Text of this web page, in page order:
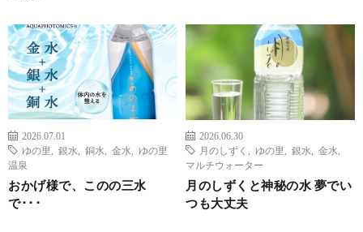
2026.07.01
ゆの里
銀水 銅水 金水
ゆの里
温泉
おかげ様で、このの三水
で･･･
2026.06.30
月のしずく
ゆの里 銀水 金水
マルチウォーター
月のしずくと神秘の水 夢でい
つも大丈夫